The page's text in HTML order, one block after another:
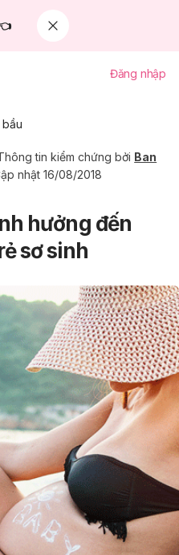
Đăng nhập
bầu
tin kiểm chứng bởi Ban
nhật 16/08/2018
hưởng đến
sơ sinh